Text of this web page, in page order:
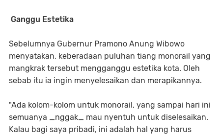
Ganggu Estetika
Sebelumnya Gubernur Pramono Anung Wibowo
menyatakan, keberadaan puluhan tiang monorail yang
mangkrak tersebut mengganggu estetika kota. Oleh
sebab itu ia ingin menyelesaikan dan merapikannya.
"Ada kolom-kolom untuk monorail, yang sampai hari ini
semuanya _nggak_ mau nyentuh untuk diselesaikan.
Kalau bagi saya pribadi, ini adalah hal yang harus